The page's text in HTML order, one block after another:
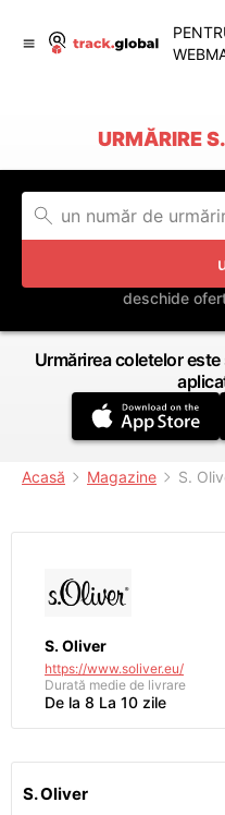
URMĂRIRE
deschide
Urmărirea coletelor
Acasă Magazine S.
S. Oliver
https://www.soliver.eu/
Durată medie de livrare
De la 8 La 10 zile
S. Oliver